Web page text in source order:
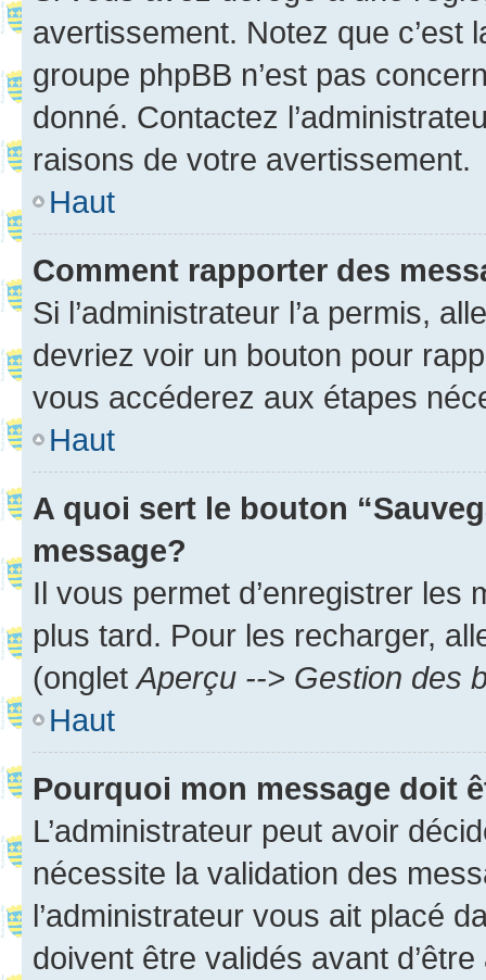
avertissement. Notez que c’est
groupe phpBB n’est pas
donné. Contactez
raisons de votre avertissement.
Haut
Comment rapporter des
Si l’administrateur l’a permis,
devriez voir un bouton pour
vous accéderez aux étapes
Haut
A quoi sert le bouton
message?
Il vous permet d’enregistrer
plus tard. Pour les recharger,
(onglet Aperçu --> Gestion des
Haut
Pourquoi mon message doit
L’administrateur peut avoir
nécessite la validation des
l’administrateur vous ait placé
doivent être validés avant